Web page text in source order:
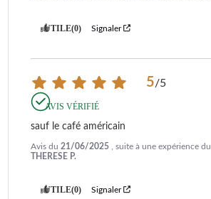
UTILE(0) Signaler
5/5
AVIS VÉRIFIÉ
sauf le café américain
Avis du 21/06/2025 , suite à une expérience du
THERESE P.
UTILE(0) Signaler